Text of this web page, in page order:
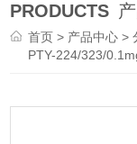
PRODUCTS
首页 > 产品中心 >
PTY-224/323/